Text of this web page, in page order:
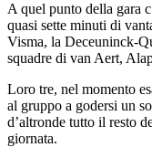
A quel punto della gara
quasi sette minuti di
Visma, la Deceuninck-
squadre di van Aert,
Loro tre, nel momento
al gruppo a godersi un
d’altronde tutto il resto
giornata.